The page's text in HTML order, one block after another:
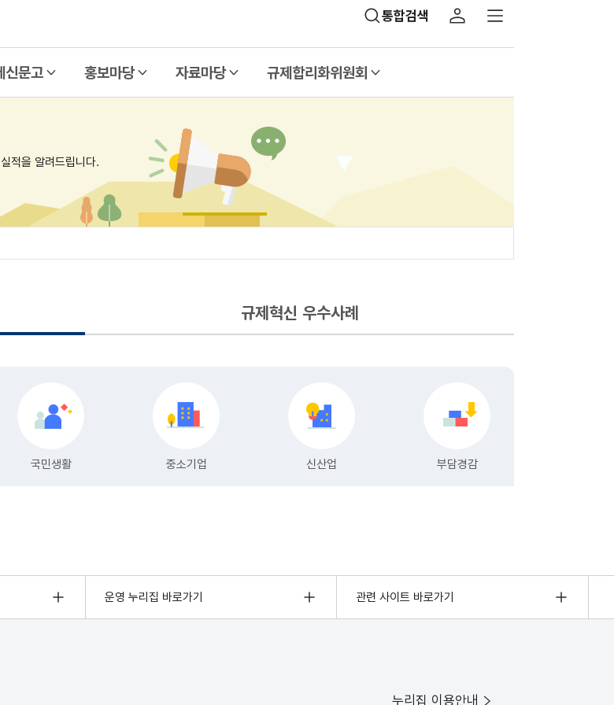
운영 누리집 바로가기 관련 사이트 바로가기
누리집 이용안내